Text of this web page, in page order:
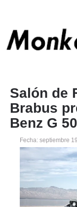
Salón de
Brabus
Benz G
Fecha: septiembre